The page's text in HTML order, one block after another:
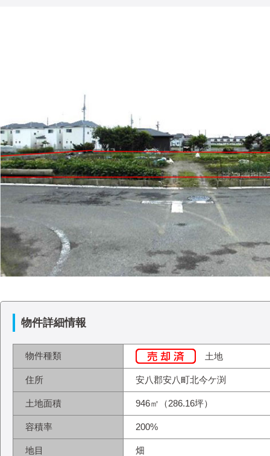
物件詳細情報
物件種類 土地
住所 安八郡安八町北今ケ渕
土地面積 946㎡（286.16坪）
容積率 200%
地目 畑